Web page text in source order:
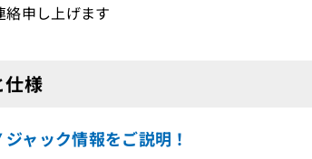
絡申し上げます
仕様
ャック情報をご説明！